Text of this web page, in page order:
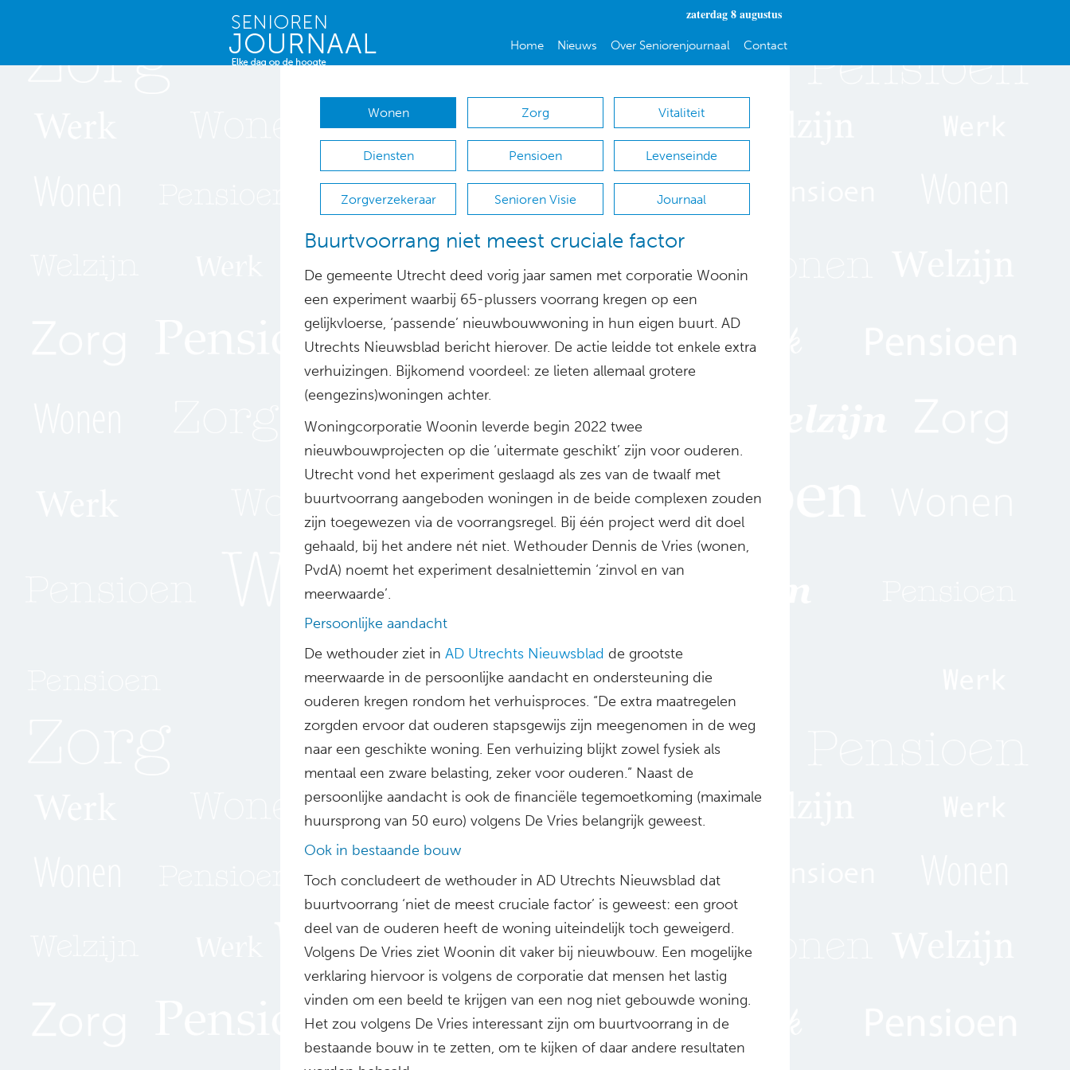
zaterdag 8 augustus
Home Nieuws Over Seniorenjournaal Contact
Wonen Zorg Vitaliteit
Diensten Pensioen Levenseinde
Zorgverzekeraar Senioren Visie Journaal
Buurtvoorrang niet meest cruciale factor
De gemeente Utrecht deed vorig jaar samen met corporatie Woonin
een experiment waarbij 65-plussers voorrang kregen op een
gelijkvloerse, ‘passende’ nieuwbouwwoning in hun eigen buurt. AD
Utrechts Nieuwsblad bericht hierover. De actie leidde tot enkele extra
verhuizingen. Bijkomend voordeel: ze lieten allemaal grotere
(eengezins)woningen achter.
Woningcorporatie Woonin leverde begin 2022 twee
nieuwbouwprojecten op die ‘uitermate geschikt’ zijn voor ouderen.
Utrecht vond het experiment geslaagd als zes van de twaalf met
buurtvoorrang aangeboden woningen in de beide complexen zouden
zijn toegewezen via de voorrangsregel. Bij één project werd dit doel
gehaald, bij het andere nét niet. Wethouder Dennis de Vries (wonen,
PvdA) noemt het experiment desalniettemin ‘zinvol en van
meerwaarde’.
Persoonlijke aandacht
De wethouder ziet in AD Utrechts Nieuwsblad de grootste
meerwaarde in de persoonlijke aandacht en ondersteuning die
ouderen kregen rondom het verhuisproces. “De extra maatregelen
zorgden ervoor dat ouderen stapsgewijs zijn meegenomen in de weg
naar een geschikte woning. Een verhuizing blijkt zowel fysiek als
mentaal een zware belasting, zeker voor ouderen.” Naast de
persoonlijke aandacht is ook de financiële tegemoetkoming (maximale
huursprong van 50 euro) volgens De Vries belangrijk geweest.
Ook in bestaande bouw
Toch concludeert de wethouder in AD Utrechts Nieuwsblad dat
buurtvoorrang ‘niet de meest cruciale factor’ is geweest: een groot
deel van de ouderen heeft de woning uiteindelijk toch geweigerd.
Volgens De Vries ziet Woonin dit vaker bij nieuwbouw. Een mogelijke
verklaring hiervoor is volgens de corporatie dat mensen het lastig
vinden om een beeld te krijgen van een nog niet gebouwde woning.
Het zou volgens De Vries interessant zijn om buurtvoorrang in de
bestaande bouw in te zetten, om te kijken of daar andere resultaten